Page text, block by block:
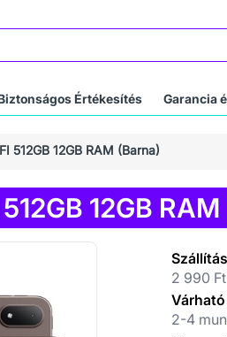
Értékesítés Garancia
512GB 12GB RAM (Barna)
12GB
2 990 Ft
2-4